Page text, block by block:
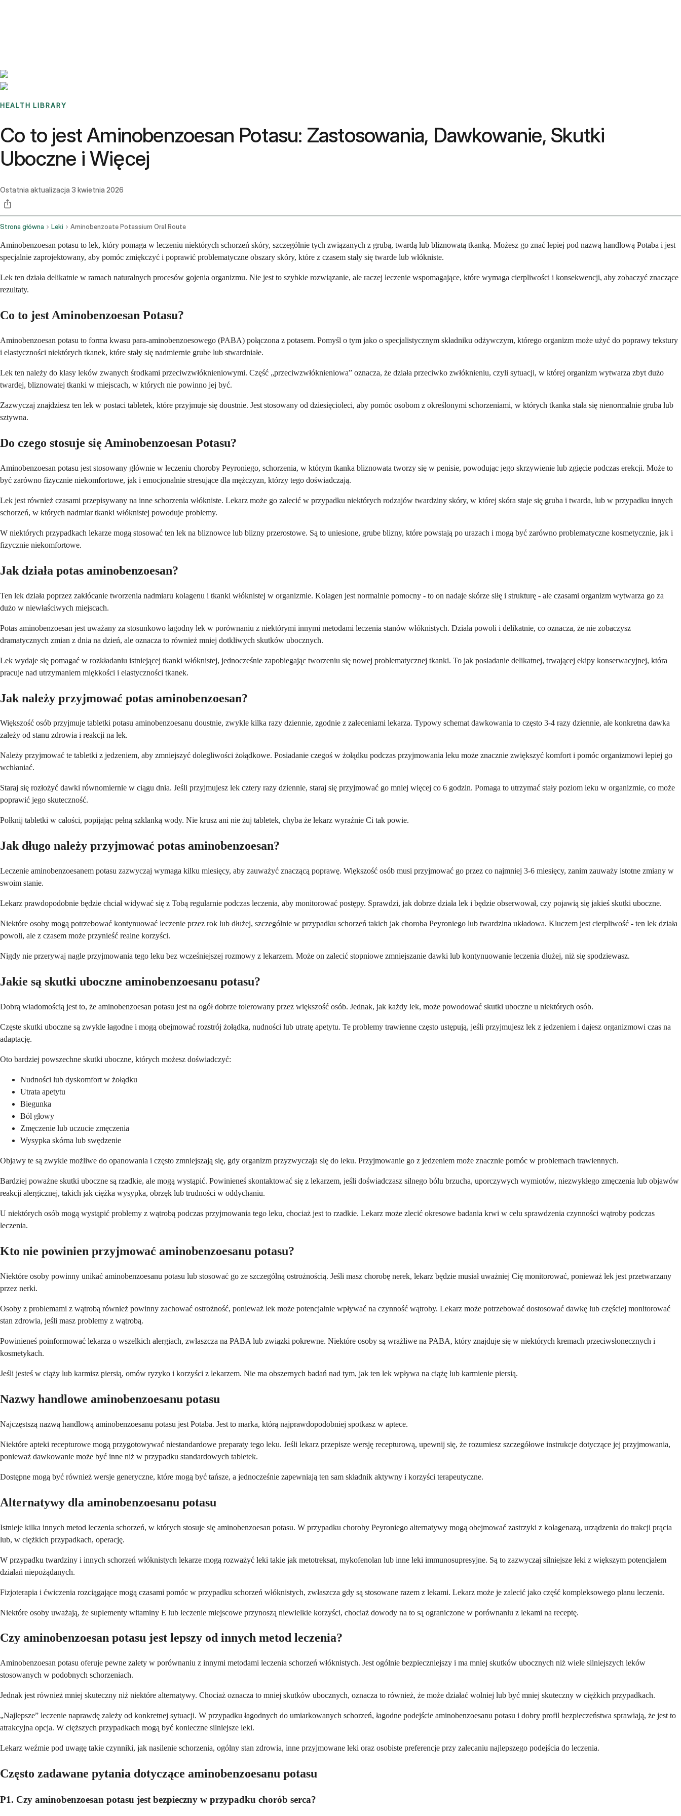
HEALTH LIBRARY
Co to jest Aminobenzoesan Potasu: Zastosowania, Dawkowanie, Skutki
Uboczne i Więcej
Ostatnia aktualizacja 3 kwietnia 2026
Strona główna Leki Aminobenzoate Potassium Oral Route
Aminobenzoesan potasu to lek, który pomaga w leczeniu niektórych schorzeń skóry, szczególnie tych związanych z grubą, twardą lub bliznowatą tkanką. Możesz go znać lepiej pod nazwą handlową Potaba i jest
specjalnie zaprojektowany, aby pomóc zmiękczyć i poprawić problematyczne obszary skóry, które z czasem stały się twarde lub włókniste.
Lek ten działa delikatnie w ramach naturalnych procesów gojenia organizmu. Nie jest to szybkie rozwiązanie, ale raczej leczenie wspomagające, które wymaga cierpliwości i konsekwencji, aby zobaczyć znaczące
rezultaty.
Co to jest Aminobenzoesan Potasu?
Aminobenzoesan potasu to forma kwasu para-aminobenzoesowego (PABA) połączona z potasem. Pomyśl o tym jako o specjalistycznym składniku odżywczym, którego organizm może użyć do poprawy tekstury
i elastyczności niektórych tkanek, które stały się nadmiernie grube lub stwardniałe.
Lek ten należy do klasy leków zwanych środkami przeciwzwłóknieniowymi. Część „przeciwzwłóknieniowa” oznacza, że działa przeciwko zwłóknieniu, czyli sytuacji, w której organizm wytwarza zbyt dużo
twardej, bliznowatej tkanki w miejscach, w których nie powinno jej być.
Zazwyczaj znajdziesz ten lek w postaci tabletek, które przyjmuje się doustnie. Jest stosowany od dziesięcioleci, aby pomóc osobom z określonymi schorzeniami, w których tkanka stała się nienormalnie gruba lub
sztywna.
Do czego stosuje się Aminobenzoesan Potasu?
Aminobenzoesan potasu jest stosowany głównie w leczeniu choroby Peyroniego, schorzenia, w którym tkanka bliznowata tworzy się w penisie, powodując jego skrzywienie lub zgięcie podczas erekcji. Może to
być zarówno fizycznie niekomfortowe, jak i emocjonalnie stresujące dla mężczyzn, którzy tego doświadczają.
Lek jest również czasami przepisywany na inne schorzenia włókniste. Lekarz może go zalecić w przypadku niektórych rodzajów twardziny skóry, w której skóra staje się gruba i twarda, lub w przypadku innych
schorzeń, w których nadmiar tkanki włóknistej powoduje problemy.
W niektórych przypadkach lekarze mogą stosować ten lek na bliznowce lub blizny przerostowe. Są to uniesione, grube blizny, które powstają po urazach i mogą być zarówno problematyczne kosmetycznie, jak i
fizycznie niekomfortowe.
Jak działa potas aminobenzoesan?
Ten lek działa poprzez zakłócanie tworzenia nadmiaru kolagenu i tkanki włóknistej w organizmie. Kolagen jest normalnie pomocny - to on nadaje skórze siłę i strukturę - ale czasami organizm wytwarza go za
dużo w niewłaściwych miejscach.
Potas aminobenzoesan jest uważany za stosunkowo łagodny lek w porównaniu z niektórymi innymi metodami leczenia stanów włóknistych. Działa powoli i delikatnie, co oznacza, że nie zobaczysz
dramatycznych zmian z dnia na dzień, ale oznacza to również mniej dotkliwych skutków ubocznych.
Lek wydaje się pomagać w rozkładaniu istniejącej tkanki włóknistej, jednocześnie zapobiegając tworzeniu się nowej problematycznej tkanki. To jak posiadanie delikatnej, trwającej ekipy konserwacyjnej, która
pracuje nad utrzymaniem miękkości i elastyczności tkanek.
Jak należy przyjmować potas aminobenzoesan?
Większość osób przyjmuje tabletki potasu aminobenzoesanu doustnie, zwykle kilka razy dziennie, zgodnie z zaleceniami lekarza. Typowy schemat dawkowania to często 3-4 razy dziennie, ale konkretna dawka
zależy od stanu zdrowia i reakcji na lek.
Należy przyjmować te tabletki z jedzeniem, aby zmniejszyć dolegliwości żołądkowe. Posiadanie czegoś w żołądku podczas przyjmowania leku może znacznie zwiększyć komfort i pomóc organizmowi lepiej go
wchłaniać.
Staraj się rozłożyć dawki równomiernie w ciągu dnia. Jeśli przyjmujesz lek cztery razy dziennie, staraj się przyjmować go mniej więcej co 6 godzin. Pomaga to utrzymać stały poziom leku w organizmie, co może
poprawić jego skuteczność.
Połknij tabletki w całości, popijając pełną szklanką wody. Nie krusz ani nie żuj tabletek, chyba że lekarz wyraźnie Ci tak powie.
Jak długo należy przyjmować potas aminobenzoesan?
Leczenie aminobenzoesanem potasu zazwyczaj wymaga kilku miesięcy, aby zauważyć znaczącą poprawę. Większość osób musi przyjmować go przez co najmniej 3-6 miesięcy, zanim zauważy istotne zmiany w
swoim stanie.
Lekarz prawdopodobnie będzie chciał widywać się z Tobą regularnie podczas leczenia, aby monitorować postępy. Sprawdzi, jak dobrze działa lek i będzie obserwował, czy pojawią się jakieś skutki uboczne.
Niektóre osoby mogą potrzebować kontynuować leczenie przez rok lub dłużej, szczególnie w przypadku schorzeń takich jak choroba Peyroniego lub twardzina układowa. Kluczem jest cierpliwość - ten lek działa
powoli, ale z czasem może przynieść realne korzyści.
Nigdy nie przerywaj nagle przyjmowania tego leku bez wcześniejszej rozmowy z lekarzem. Może on zalecić stopniowe zmniejszanie dawki lub kontynuowanie leczenia dłużej, niż się spodziewasz.
Jakie są skutki uboczne aminobenzoesanu potasu?
Dobrą wiadomością jest to, że aminobenzoesan potasu jest na ogół dobrze tolerowany przez większość osób. Jednak, jak każdy lek, może powodować skutki uboczne u niektórych osób.
Częste skutki uboczne są zwykle łagodne i mogą obejmować rozstrój żołądka, nudności lub utratę apetytu. Te problemy trawienne często ustępują, jeśli przyjmujesz lek z jedzeniem i dajesz organizmowi czas na
adaptację.
Oto bardziej powszechne skutki uboczne, których możesz doświadczyć:
Nudności lub dyskomfort w żołądku
Utrata apetytu
Biegunka
Ból głowy
Zmęczenie lub uczucie zmęczenia
Wysypka skórna lub swędzenie
Objawy te są zwykle możliwe do opanowania i często zmniejszają się, gdy organizm przyzwyczaja się do leku. Przyjmowanie go z jedzeniem może znacznie pomóc w problemach trawiennych.
Bardziej poważne skutki uboczne są rzadkie, ale mogą wystąpić. Powinieneś skontaktować się z lekarzem, jeśli doświadczasz silnego bólu brzucha, uporczywych wymiotów, niezwykłego zmęczenia lub objawów
reakcji alergicznej, takich jak ciężka wysypka, obrzęk lub trudności w oddychaniu.
U niektórych osób mogą wystąpić problemy z wątrobą podczas przyjmowania tego leku, chociaż jest to rzadkie. Lekarz może zlecić okresowe badania krwi w celu sprawdzenia czynności wątroby podczas
leczenia.
Kto nie powinien przyjmować aminobenzoesanu potasu?
Niektóre osoby powinny unikać aminobenzoesanu potasu lub stosować go ze szczególną ostrożnością. Jeśli masz chorobę nerek, lekarz będzie musiał uważniej Cię monitorować, ponieważ lek jest przetwarzany
przez nerki.
Osoby z problemami z wątrobą również powinny zachować ostrożność, ponieważ lek może potencjalnie wpływać na czynność wątroby. Lekarz może potrzebować dostosować dawkę lub częściej monitorować
stan zdrowia, jeśli masz problemy z wątrobą.
Powinieneś poinformować lekarza o wszelkich alergiach, zwłaszcza na PABA lub związki pokrewne. Niektóre osoby są wrażliwe na PABA, który znajduje się w niektórych kremach przeciwsłonecznych i
kosmetykach.
Jeśli jesteś w ciąży lub karmisz piersią, omów ryzyko i korzyści z lekarzem. Nie ma obszernych badań nad tym, jak ten lek wpływa na ciążę lub karmienie piersią.
Nazwy handlowe aminobenzoesanu potasu
Najczęstszą nazwą handlową aminobenzoesanu potasu jest Potaba. Jest to marka, którą najprawdopodobniej spotkasz w aptece.
Niektóre apteki recepturowe mogą przygotowywać niestandardowe preparaty tego leku. Jeśli lekarz przepisze wersję recepturową, upewnij się, że rozumiesz szczegółowe instrukcje dotyczące jej przyjmowania,
ponieważ dawkowanie może być inne niż w przypadku standardowych tabletek.
Dostępne mogą być również wersje generyczne, które mogą być tańsze, a jednocześnie zapewniają ten sam składnik aktywny i korzyści terapeutyczne.
Alternatywy dla aminobenzoesanu potasu
Istnieje kilka innych metod leczenia schorzeń, w których stosuje się aminobenzoesan potasu. W przypadku choroby Peyroniego alternatywy mogą obejmować zastrzyki z kolagenazą, urządzenia do trakcji prącia
lub, w ciężkich przypadkach, operację.
W przypadku twardziny i innych schorzeń włóknistych lekarze mogą rozważyć leki takie jak metotreksat, mykofenolan lub inne leki immunosupresyjne. Są to zazwyczaj silniejsze leki z większym potencjałem
działań niepożądanych.
Fizjoterapia i ćwiczenia rozciągające mogą czasami pomóc w przypadku schorzeń włóknistych, zwłaszcza gdy są stosowane razem z lekami. Lekarz może je zalecić jako część kompleksowego planu leczenia.
Niektóre osoby uważają, że suplementy witaminy E lub leczenie miejscowe przynoszą niewielkie korzyści, chociaż dowody na to są ograniczone w porównaniu z lekami na receptę.
Czy aminobenzoesan potasu jest lepszy od innych metod leczenia?
Aminobenzoesan potasu oferuje pewne zalety w porównaniu z innymi metodami leczenia schorzeń włóknistych. Jest ogólnie bezpieczniejszy i ma mniej skutków ubocznych niż wiele silniejszych leków
stosowanych w podobnych schorzeniach.
Jednak jest również mniej skuteczny niż niektóre alternatywy. Chociaż oznacza to mniej skutków ubocznych, oznacza to również, że może działać wolniej lub być mniej skuteczny w ciężkich przypadkach.
„Najlepsze” leczenie naprawdę zależy od konkretnej sytuacji. W przypadku łagodnych do umiarkowanych schorzeń, łagodne podejście aminobenzoesanu potasu i dobry profil bezpieczeństwa sprawiają, że jest to
atrakcyjna opcja. W cięższych przypadkach mogą być konieczne silniejsze leki.
Lekarz weźmie pod uwagę takie czynniki, jak nasilenie schorzenia, ogólny stan zdrowia, inne przyjmowane leki oraz osobiste preferencje przy zalecaniu najlepszego podejścia do leczenia.
Często zadawane pytania dotyczące aminobenzoesanu potasu
P1. Czy aminobenzoesan potasu jest bezpieczny w przypadku chorób serca?